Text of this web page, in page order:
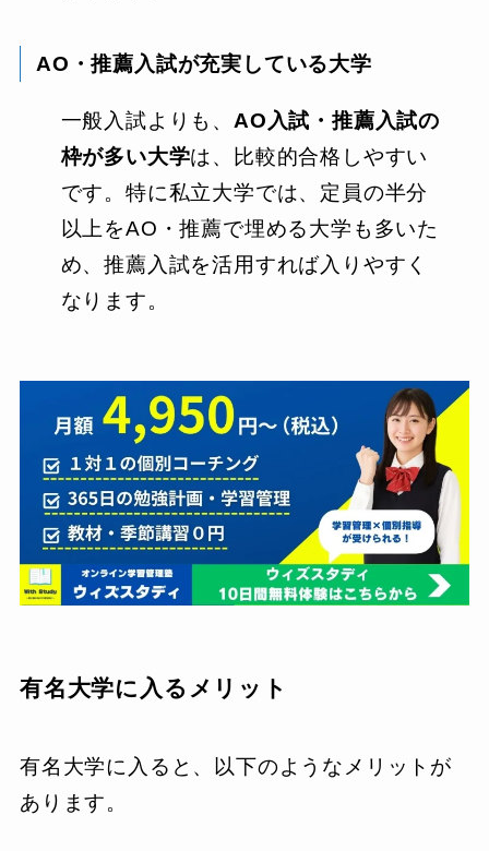
AO・推薦入試が充実している大学
一般入試よりも、 AO入試・推薦入試の
枠が多い大学は、比較的合格しやすい
です。特に私立大学では、定員の半分
以上をAO・推薦で埋める大学も多いた
め、推薦入試を活用すれば入りやすく
なります。
有名大学に入るメリット
有名大学に入ると、以下のようなメリットが
あります。